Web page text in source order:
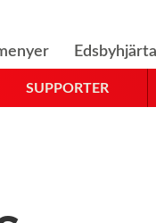
SUPPORTER